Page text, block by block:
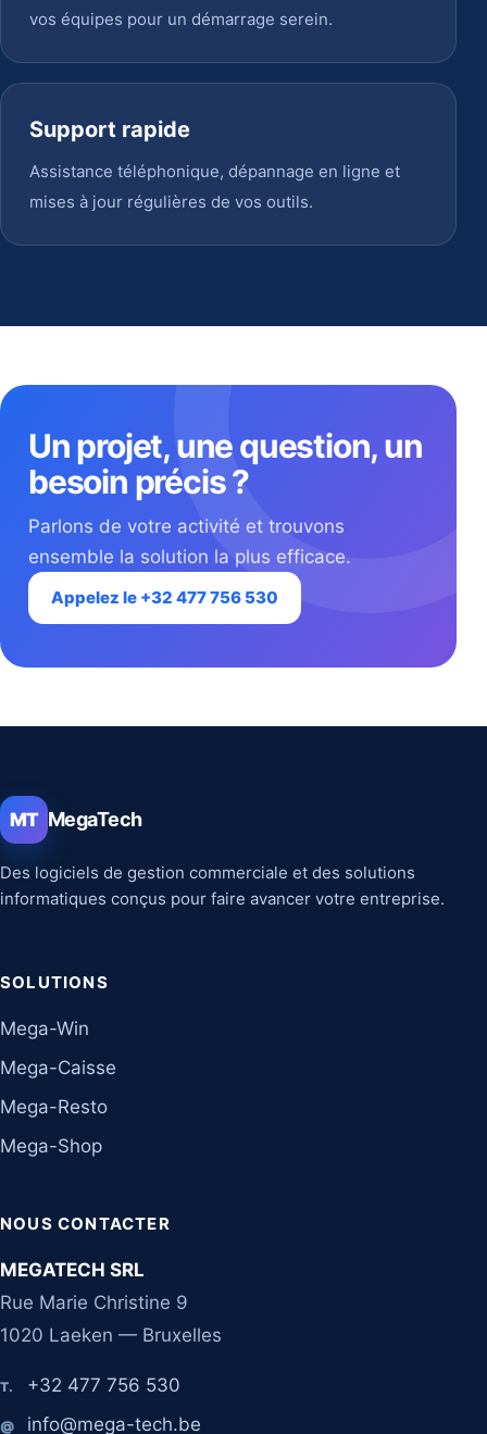
vos équipes pour un démarrage serein.
Support rapide
Assistance téléphonique, dépannage en ligne et
mises à jour régulières de vos outils.
Un projet, une question, un
besoin précis ?
Parlons de votre activité et trouvons
ensemble la solution la plus efficace.
Appelez le +32 477 756 530
MT MegaTech
Des logiciels de gestion commerciale et des solutions
informatiques conçus pour faire avancer votre entreprise.
SOLUTIONS
Mega-Win
Mega-Caisse
Mega-Resto
Mega-Shop
NOUS CONTACTER
MEGATECH SRL
Rue Marie Christine 9
1020 Laeken — Bruxelles
T. +32 477 756 530
@ info@mega-tech.be